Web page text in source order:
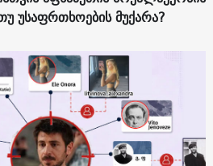
უსაფრთხოების მუქარა?